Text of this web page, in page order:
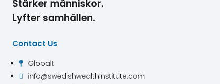
Stärker människor.
Lyfter samhällen.
Contact Us
 Globalt
 info@swedishwealthinstitute.com